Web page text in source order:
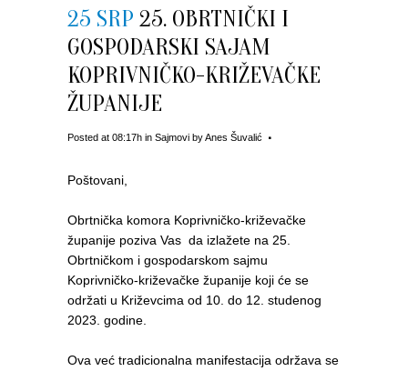
25 SRP 25. OBRTNIČKI I
GOSPODARSKI SAJAM
KOPRIVNIČKO-KRIŽEVAČKE
ŽUPANIJE
Posted at 08:17h in Sajmovi byAnes Šuvalić
Poštovani,
Obrtnička komora Koprivničko-križevačke
županije poziva Vas da izlažete na 25.
Obrtničkom i gospodarskom sajmu
Koprivničko-križevačke županije koji će se
održati u Križevcima od 10. do 12. studenog
2023. godine.
Ova već tradicionalna manifestacija održava se